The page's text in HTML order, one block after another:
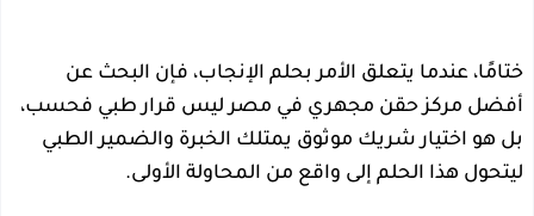
ختامًا، عندما يتعلق الأمر بحلم الإنجاب، فإن البحث عن
أفضل مركز حقن مجهري في مصر ليس قرار طبي فحسب،
بل هو اختيار شريك موثوق يمتلك الخبرة والضمير الطبي
ليتحول هذا الحلم إلى واقع من المحاولة الأولى.